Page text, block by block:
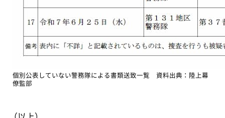
個別公表していない警務隊による書類送致一覧 資料出典：陸上幕
僚監部